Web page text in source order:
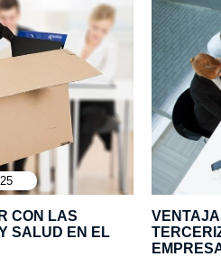
CON LAS
SALUD EN EL